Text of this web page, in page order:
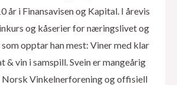
år i Finansavisen og Kapital. I årevis
og kåserier for næringslivet og
opptar han mest: Viner med klar
& vin i samspill. Svein er mangeårig
Norsk Vinkelnerforening og offisiell